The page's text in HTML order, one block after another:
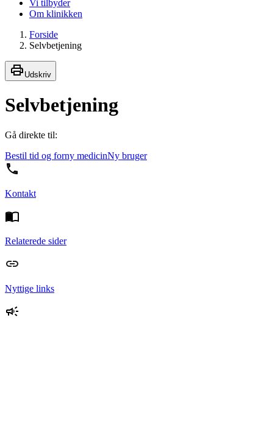
Vi tilbyder
Om klinikken
Forside
Selvbetjening
Udskriv
Selvbetjening
Gå direkte til:
Bestil tid og forny medicinNy bruger
Kontakt
Relaterede sider
Nyttige links